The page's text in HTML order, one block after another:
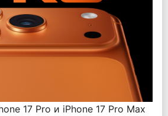
17 Pro и iPhone 17 Pro Max